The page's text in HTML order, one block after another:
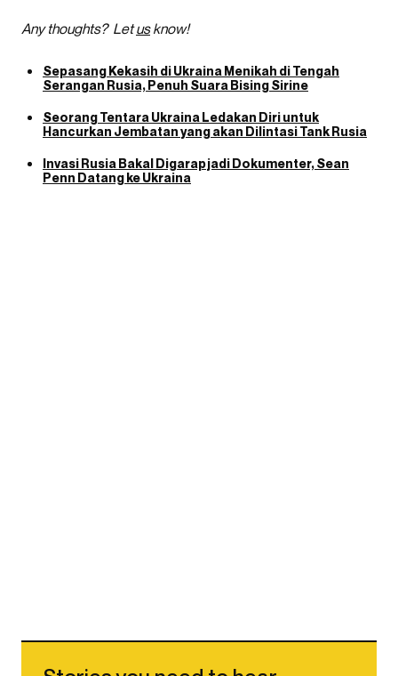
Any thoughts? Letusknow!
Sepasang Kekasih di Ukraina Menikah di Tengah
Serangan Rusia, Penuh Suara Bising Sirine
Seorang Tentara Ukraina Ledakan Diri untuk
Hancurkan Jembatan yang akan Dilintasi Tank Rusia
Invasi Rusia Bakal Digarap jadi Dokumenter, Sean
Penn Datang ke Ukraina